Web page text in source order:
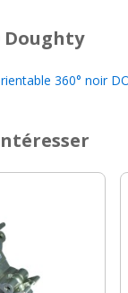
Doughty
360° noir